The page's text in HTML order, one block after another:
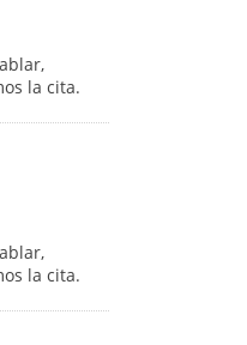
la cita.
la cita.